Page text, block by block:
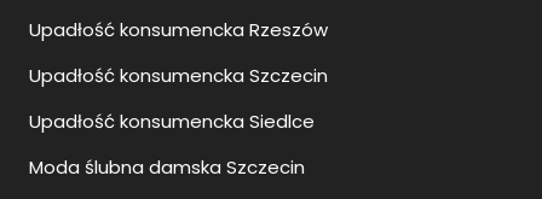
Upadłość konsumencka Rzeszów
Upadłość konsumencka Szczecin
Upadłość konsumencka Siedlce
Moda ślubna damska Szczecin